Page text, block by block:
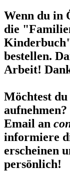
Wenn du in
die
bestellen.
Arbeit!
Möchtest
Email an
informiere
erscheinen
persönlich!